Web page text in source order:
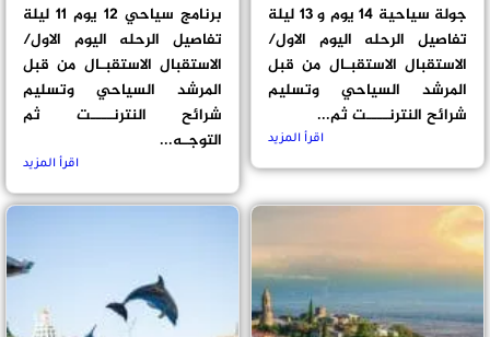
جولة سياحية 14 يوم و 13 ليلة
تفاصيل الرحله اليوم الاول/
الاستقبال الاستقبـال من قبل
المرشد السياحي وتسليم
شرائح النترنــــت ثم...
اقرأ المزيد
برنامج سياحي 12 يوم 11 ليلة
تفاصيل الرحله اليوم الاول/
الاستقبال الاستقبـال من قبل
المرشد السياحي وتسليم
شرائح النترنــــت ثم
التوجـه...
اقرأ المزيد